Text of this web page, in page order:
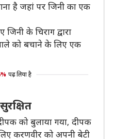
है जहां पर जिनी का एक
के चिराग द्वारा
को बचाने के लिए एक
पढ़ लिया है
को बुलाया गया, दीपक
करणवीर को अपनी बेटी